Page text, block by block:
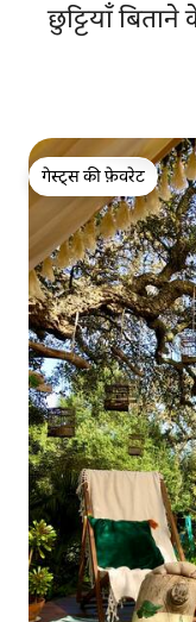
छुट्टियाँ
गेस्ट्स की फ़ेवरेट
गेस्ट्स की फ़ेवरेट